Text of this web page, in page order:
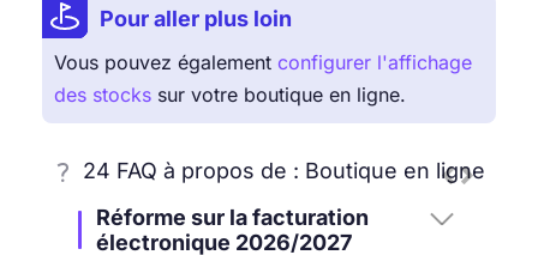
Pour aller plus loin
Vous pouvez également configurer l'affichage
des stocks sur votre boutique en ligne.

24 FAQ à propos de : Boutique en ligne
Réforme sur la facturation
électronique 2026/2027

